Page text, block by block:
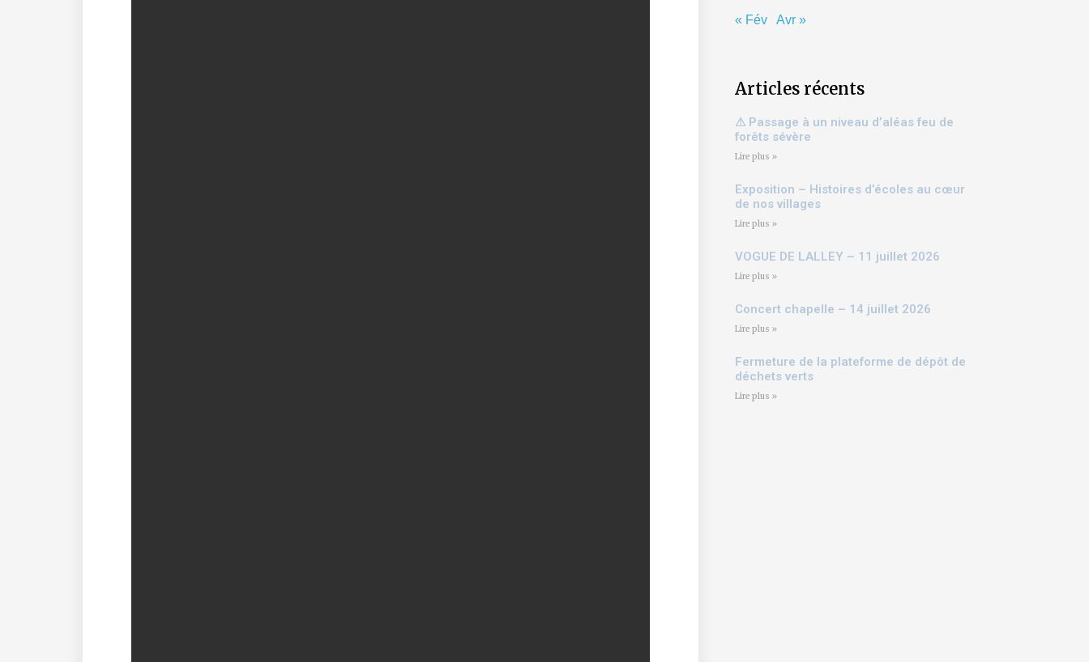
« Fév Avr »
Articles récents
⚠ Passage à un niveau d’aléas feu de
forêts sévère
Lire plus »
Exposition – Histoires d’écoles au cœur
de nos villages
Lire plus »
VOGUE DE LALLEY – 11 juillet 2026
Lire plus »
Concert chapelle – 14 juillet 2026
Lire plus »
Fermeture de la plateforme de dépôt de
déchets verts
Lire plus »